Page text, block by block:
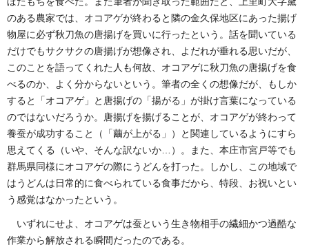
のある農家では、オコアゲが終わると隣の金久保地区にあった揚げ
物屋に必ず秋刀魚の唐揚げを買いに行ったという。話を聞いている
だけでもサクサクの唐揚げが想像され、よだれが垂れる思いだが、
このことを語ってくれた人も何故、オコアゲに秋刀魚の唐揚げを食
べるのか、よく分からないという。筆者の全くの想像だが、もしか
すると「オコアゲ」と唐揚げの「揚がる」が掛け言葉になっている
のではないだろうか。唐揚げを揚げることが、オコアゲが終わって
養蚕が成功すること（「繭が上がる」）と関連しているようにすら
思えてくる（いや、そんな訳ないか…）。また、本庄市宮戸等でも
群馬県同様にオコアゲの際にうどんを打った。しかし、この地域で
はうどんは日常的に食べられている食事だから、特段、お祝いとい
う感覚はなかったという。
いずれにせよ、オコアゲは蚕という生き物相手の繊細かつ過酷な
作業から解放される瞬間だったのである。